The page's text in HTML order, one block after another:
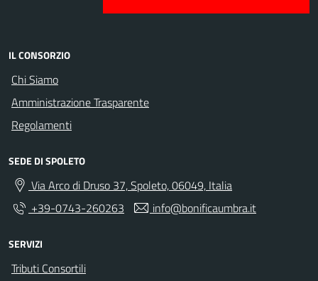
IL CONSORZIO
Chi Siamo
Amministrazione Trasparente
Regolamenti
SEDE DI SPOLETO
Via Arco di Druso 37, Spoleto, 06049, Italia
+39-0743-260263
info@bonificaumbra.it
SERVIZI
Tributi Consortili